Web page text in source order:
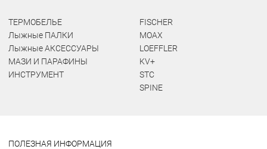
ТЕРМОБЕЛЬЕ
Лыжные ПАЛКИ
Лыжные АКСЕССУАРЫ
МАЗИ И ПАРАФИНЫ
ИНСТРУМЕНТ
FISCHER
MOAX
LOEFFLER
KV+
STC
SPINE
ПОЛЕЗНАЯ ИНФОРМАЦИЯ